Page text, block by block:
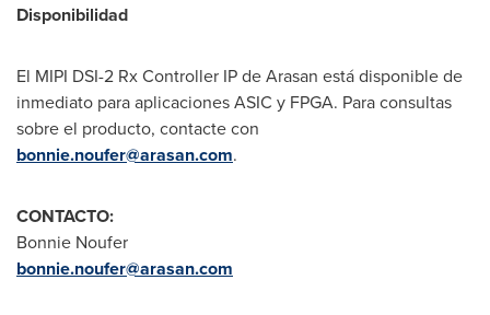
Disponibilidad
El MIPI DSI-2 Rx Controller IP de Arasan está disponible de
inmediato para aplicaciones ASIC y FPGA. Para consultas
sobre el producto, contacte con
bonnie.noufer@arasan.com.
CONTACTO:
Bonnie Noufer
bonnie.noufer@arasan.com